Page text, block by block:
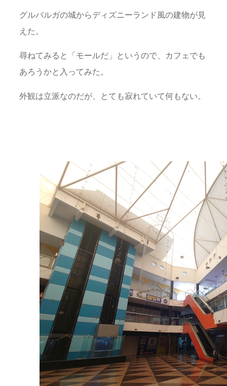
グルバルガの城からディズニーランド風の建物が見
えた。
尋ねてみると「モールだ」というので、カフェでも
あろうかと入ってみた。
外観は立派なのだが、とても寂れていて何もない。